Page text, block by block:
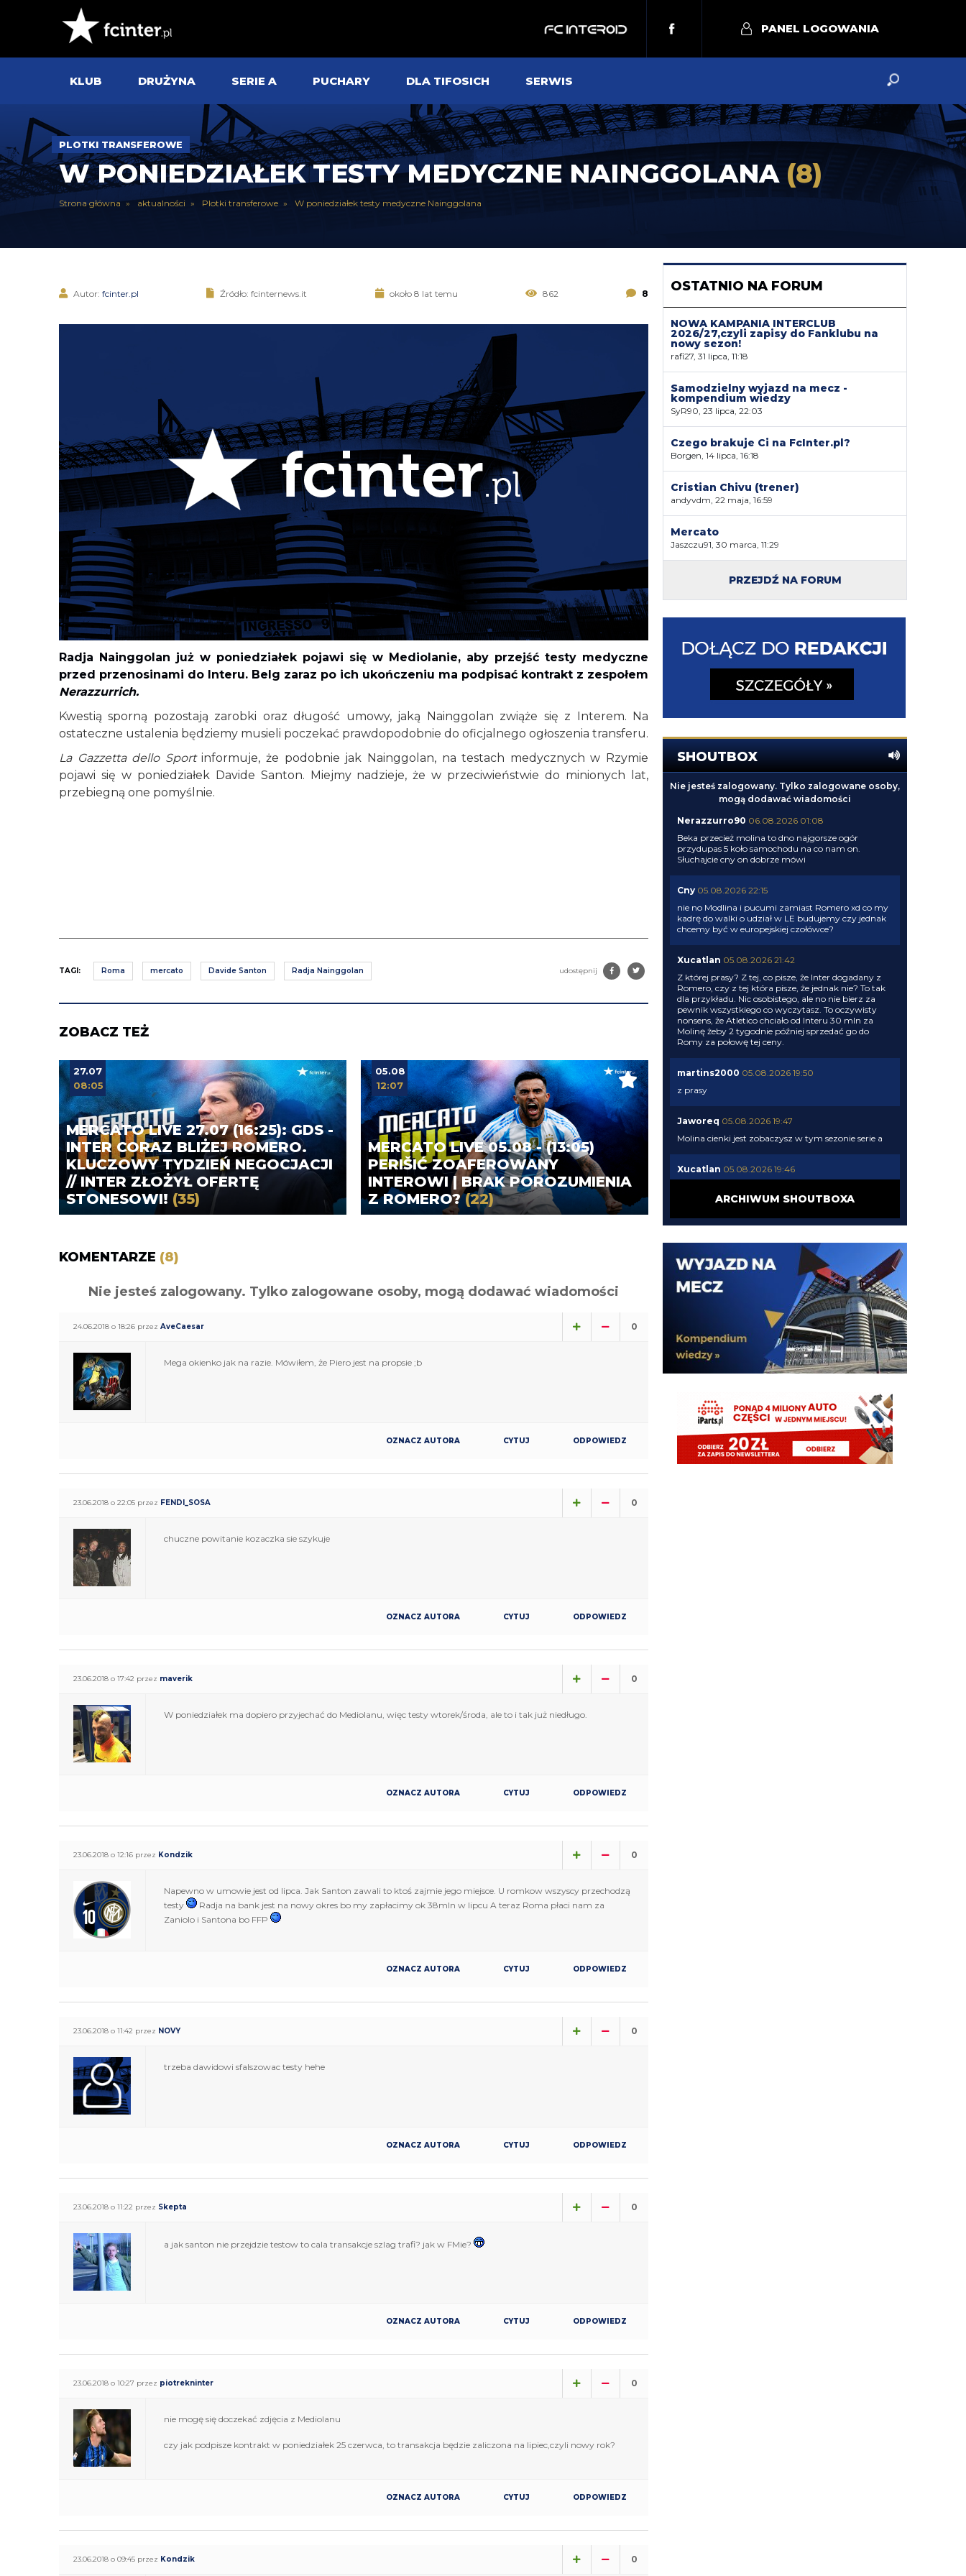
PANEL LOGOWANIA
KLUB DRUŻYNA SERIE A PUCHARY DLA TIFOSICH SERWIS
PLOTKI TRANSFEROWE
W PONIEDZIAŁEK TESTY MEDYCZNE NAINGGOLANA (8)
Strona główna aktualności Plotki transferowe W poniedziałek testy medyczne Nainggolana
Autor: fcinter.pl Źródło: fcinternews.it około 8 lat temu 862 8
Radja Nainggolan już w poniedziałek pojawi się w Mediolanie, aby przejść testy medyczne
przed przenosinami do Interu. Belg zaraz po ich ukończeniu ma podpisać kontrakt z zespołem
Nerazzurrich.
Kwestią sporną pozostają zarobki oraz długość umowy, jaką Nainggolan zwiąże się z Interem. Na
ostateczne ustalenia będziemy musieli poczekać prawdopodobnie do oficjalnego ogłoszenia transferu.
La Gazzetta dello Sportinformuje, że podobnie jak Nainggolan, na testach medycznych w Rzymie
pojawi się w poniedziałek Davide Santon. Miejmy nadzieje, że w przeciwieństwie do minionych lat,
przebiegną one pomyślnie.
TAGI: Roma mercato Davide Santon Radja Nainggolan udostępnij
ZOBACZ TEŻ
MERCATO LIVE 27.07 (16:25): GDS -
INTER CORAZ BLIŻEJ ROMERO.
KLUCZOWY TYDZIEŃ NEGOCJACJI
// INTER ZŁOŻYŁ OFERTĘ
STONESOWI! (35)
27.07
08:05
MERCATO LIVE 05.08 - (13:05)
PERIŠIĆ ZOAFEROWANY
INTEROWI | BRAK POROZUMIENIA
Z ROMERO?(22)
05.08
12:07
KOMENTARZE (8)
Nie jesteś zalogowany. Tylko zalogowane osoby, mogą dodawać wiadomości
24.06.2018 o 18:26 przez AveCaesar 0
Mega okienko jak na razie. Mówiłem, że Piero jest na propsie ;b
OZNACZ AUTORA CYTUJ ODPOWIEDZ
23.06.2018 o 22:05 przez FENDI_SOSA 0
chuczne powitanie kozaczka sie szykuje
OZNACZ AUTORA CYTUJ ODPOWIEDZ
23.06.2018 o 17:42 przez maverik 0
W poniedziałek ma dopiero przyjechać do Mediolanu, więc testy wtorek/środa, ale to i tak już niedługo.
OZNACZ AUTORA CYTUJ ODPOWIEDZ
23.06.2018 o 12:16 przez Kondzik 0
Napewno w umowie jest od lipca. Jak Santon zawali to ktoś zajmie jego miejsce. U romkow wszyscy przechodzą
testy
Radja na bank jest na nowy okres bo my zapłacimy ok 38mln w lipcu A teraz Roma płaci nam za
Zaniolo i Santona bo FFP
OZNACZ AUTORA CYTUJ ODPOWIEDZ
23.06.2018 o 11:42 przez NOVY 0
trzeba dawidowi sfalszowac testy hehe
OZNACZ AUTORA CYTUJ ODPOWIEDZ
23.06.2018 o 11:22 przez Skepta 0
a jak santon nie przejdzie testow to cala transakcje szlag trafi? jak w FMie?
OZNACZ AUTORA CYTUJ ODPOWIEDZ
23.06.2018 o 10:27 przez piotrekninter 0
nie mogę się doczekać zdjęcia z Mediolanu
czy jak podpisze kontrakt w poniedziałek 25 czerwca, to transakcja będzie zaliczona na lipiec,czyli nowy rok?
OZNACZ AUTORA CYTUJ ODPOWIEDZ
23.06.2018 o 09:45 przez Kondzik 0
OSTATNIO NA FORUM
NOWA KAMPANIA INTERCLUB
2026/27,czyli zapisy do Fanklubu na
nowy sezon!
rafi27, 31 lipca, 11:18
Samodzielny wyjazd na mecz -
kompendium wiedzy
SyR90, 23 lipca, 22:03
Czego brakuje Ci na FcInter.pl?
Borgen, 14 lipca, 16:18
Cristian Chivu (trener)
andyvdm, 22 maja, 16:59
Mercato
Jaszczu91, 30 marca, 11:29
PRZEJDŹ NA FORUM
SHOUTBOX
Nie jesteś zalogowany. Tylko zalogowane osoby,
mogą dodawać wiadomości
Nerazzurro90 06.08.2026 01:08
Beka przecież molina to dno najgorsze ogór
przydupas 5 koło samochodu na co nam on.
Słuchajcie cny on dobrze mówi
Cny 05.08.2026 22:15
nie no Modlina i pucumi zamiast Romero xd co my
kadrę do walki o udział w LE budujemy czy jednak
chcemy być w europejskiej czołówce?
Xucatlan 05.08.2026 21:42
Z której prasy? Z tej, co pisze, że Inter dogadany z
Romero, czy z tej która pisze, że jednak nie? To tak
dla przykładu. Nic osobistego, ale no nie bierz za
pewnik wszystkiego co wyczytasz. To oczywisty
nonsens, że Atletico chciało od Interu 30 mln za
Molinę żeby 2 tygodnie później sprzedać go do
Romy za połowę tej ceny.
martins2000 05.08.2026 19:50
z prasy
Jaworeq 05.08.2026 19:47
Molina cienki jest zobaczysz w tym sezonie serie a
Xucatlan 05.08.2026 19:46
martins2000 05.08.2026 19:45
timon 05.08.2026 19:44
Zarobkami wyszloby podobnie
05.08.2026 19:44
Molina niby za 13mln plus 4 bonusy. Jak mialbym
te 40mln to wolalbym za to wziac dwojke Lucumi-
Molina i mamy kadre gotową
AusilioOut
ragnar 05.08.2026 19:42
Ostatnie dwa sezony połowę opuścił, wcześniej grał
prawie wszystko, o dziwo w pl ostatnie 4 sezony
ARCHIWUM SHOUTBOXA